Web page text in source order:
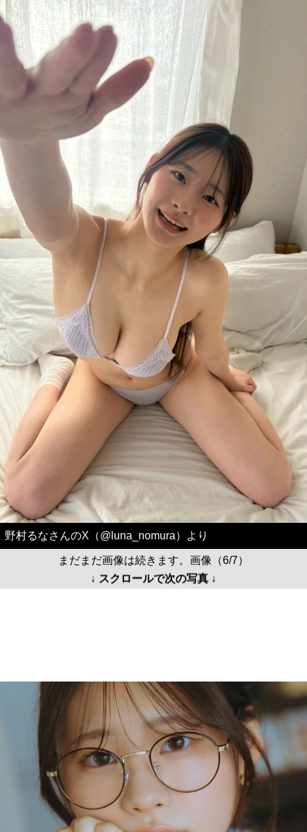
野村るなさんのX（@luna_nomura）より
まだまだ画像は続きます。画像（6/7）
↓ スクロールで次の写真 ↓